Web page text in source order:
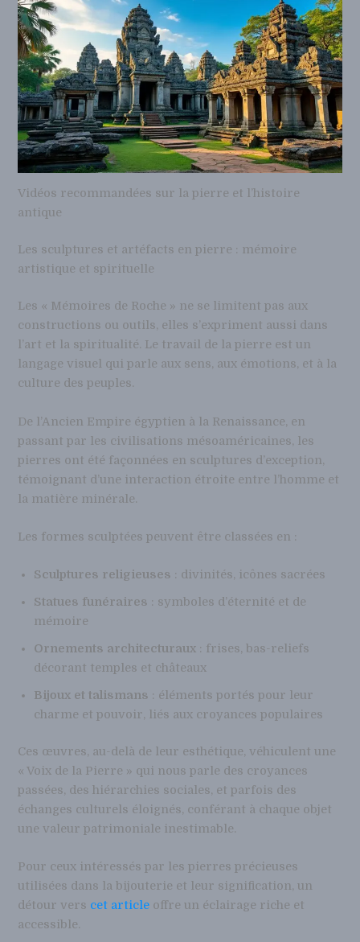
Vidéos recommandées sur la pierre et l’histoire
antique
Les sculptures et artéfacts en pierre : mémoire
artistique et spirituelle
Les « Mémoires de Roche » ne se limitent pas aux
constructions ou outils, elles s’expriment aussi dans
l’art et la spiritualité. Le travail de la pierre est un
langage visuel qui parle aux sens, aux émotions, et à la
culture des peuples.
De l’Ancien Empire égyptien à la Renaissance, en
passant par les civilisations mésoaméricaines, les
pierres ont été façonnées en sculptures d’exception,
témoignant d’une interaction étroite entre l’homme et
la matière minérale.
Les formes sculptées peuvent être classées en :
Sculptures religieuses : divinités, icônes sacrées
Statues funéraires : symboles d’éternité et de
mémoire
Ornements architecturaux : frises, bas-reliefs
décorant temples et châteaux
Bijoux et talismans : éléments portés pour leur
charme et pouvoir, liés aux croyances populaires
Ces œuvres, au-delà de leur esthétique, véhiculent une
« Voix de la Pierre » qui nous parle des croyances
passées, des hiérarchies sociales, et parfois des
échanges culturels éloignés, conférant à chaque objet
une valeur patrimoniale inestimable.
Pour ceux intéressés par les pierres précieuses
utilisées dans la bijouterie et leur signification, un
détour vers cet article offre un éclairage riche et
accessible.